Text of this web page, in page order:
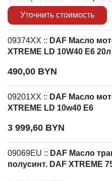
Уточнить стоимость
09374XX :: DAF Масло
XTREME LD 10W40 E6 20л
490,00 BYN
09201XX :: DAF Масло
XTREME LD 10w40 E6
3 999,60 BYN
09069EU :: DAF Масло
полусинт. DAF XTREME